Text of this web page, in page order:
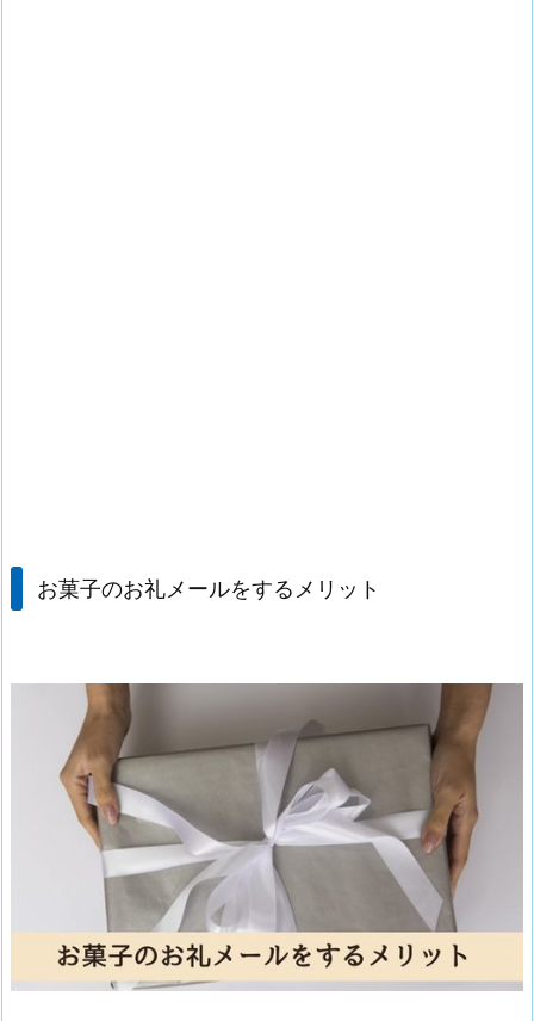
お菓子のお礼メールをするメリット